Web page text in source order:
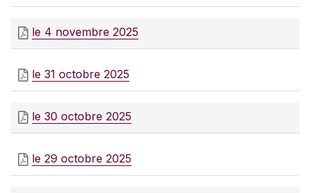
le 4 novembre 2025
le 31 octobre 2025
le 30 octobre 2025
le 29 octobre 2025